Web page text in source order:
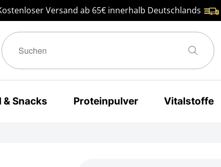
Versand ab 65€ innerhalb Deutschlands
& Snacks Proteinpulver Vitalstoffe